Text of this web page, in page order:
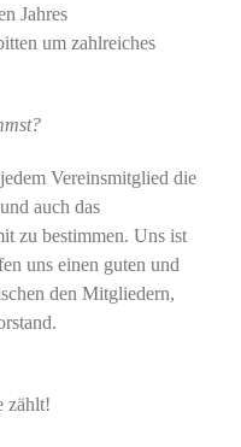
Jahres
um zahlreiches
Vereinsmitglied die
auch das
zu bestimmen. Uns ist
uns einen guten und
den Mitgliedern,
zählt!